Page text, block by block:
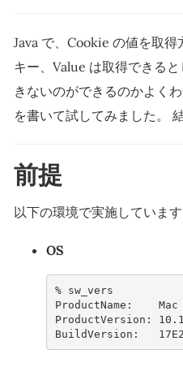
Java で、Cookie の値を取得
キー、Value は取得できる
きないのができるのかよく
を書いて試してみました。
前提
以下の環境で実施しています
OS
%
ProductName:    Mac
ProductVersion:
BuildVersion: